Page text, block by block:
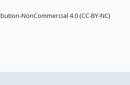
NonCommercial 4.0 (CC-BY-NC)